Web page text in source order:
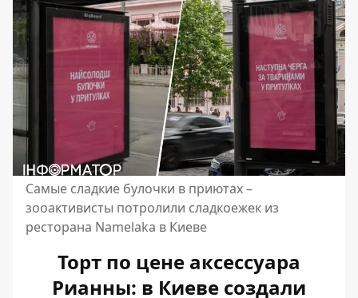
Самые сладкие булочки в приютах –
зооактивисты потролили сладкоежек из
ресторана Namelaka в Киеве
Торт по цене аксессуара
Рианны: в Киеве создали